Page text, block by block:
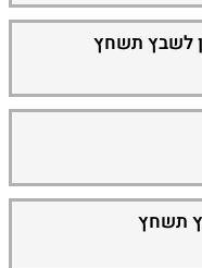
לשבץ תשחץ
תשחץ